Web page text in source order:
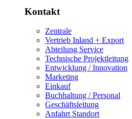
Kontakt
Zentrale
Vertrieb Inland + Export
Abteilung Service
Technische Projektleitung
Entwicklung / Innovation
Marketing
Einkauf
Buchhaltung / Personal
Geschäftsleitung
Anfahrt Standort